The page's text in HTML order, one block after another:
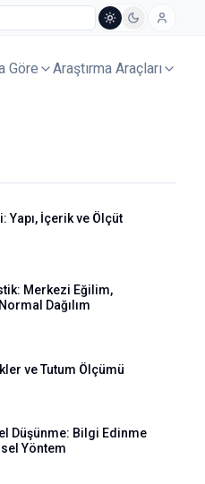
Göre Araştırma Araçları
Yapı, İçerik ve Ölçüt
Merkezi Eğilim,
Dağılım
ve Tutum Ölçümü
Düşünme: Bilgi Edinme
Yöntem